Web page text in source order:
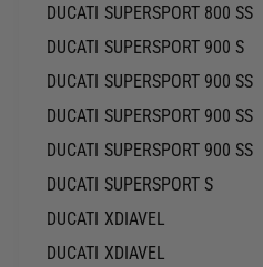
DUCATI SUPERSPORT 800 SS
DUCATI SUPERSPORT 900 S
DUCATI SUPERSPORT 900 SS
DUCATI SUPERSPORT 900 SS
DUCATI SUPERSPORT 900 SS
DUCATI SUPERSPORT S
DUCATI XDIAVEL
DUCATI XDIAVEL